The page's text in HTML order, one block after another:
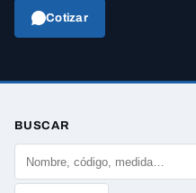
Cotizar
BUSCAR